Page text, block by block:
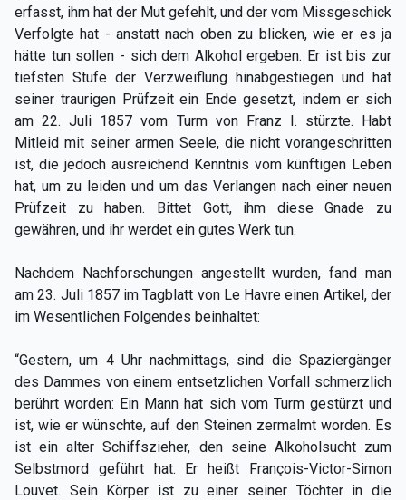
erfasst, ihm hat der Mut gefehlt, und der vom Missgeschick
Verfolgte hat - anstatt nach oben zu blicken, wie er es ja
hätte tun sollen - sich dem Alkohol ergeben. Er ist bis zur
tiefsten Stufe der Verzweiflung hinabgestiegen und hat
seiner traurigen Prüfzeit ein Ende gesetzt, indem er sich
am 22. Juli 1857 vom Turm von Franz I. stürzte. Habt
Mitleid mit seiner armen Seele, die nicht vorangeschritten
ist, die jedoch ausreichend Kenntnis vom künftigen Leben
hat, um zu leiden und um das Verlangen nach einer neuen
Prüfzeit zu haben. Bittet Gott, ihm diese Gnade zu
gewähren, und ihr werdet ein gutes Werk tun.
Nachdem Nachforschungen angestellt wurden, fand man
am 23. Juli 1857 im Tagblatt von Le Havre einen Artikel, der
im Wesentlichen Folgendes beinhaltet:
“Gestern, um 4 Uhr nachmittags, sind die Spaziergänger
des Dammes von einem entsetzlichen Vorfall schmerzlich
berührt worden: Ein Mann hat sich vom Turm gestürzt und
ist, wie er wünschte, auf den Steinen zermalmt worden. Es
ist ein alter Schiffszieher, den seine Alkoholsucht zum
Selbstmord geführt hat. Er heißt François-Victor-Simon
Louvet. Sein Körper ist zu einer seiner Töchter in die